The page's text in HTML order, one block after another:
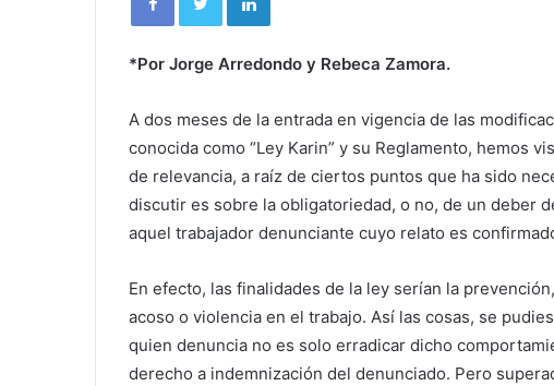
*Por Jorge Arredondo y Rebeca Zamora.
A dos meses de la entrada en vigencia de las
conocida como “Ley Karin” y su Reglamento, hemos
de relevancia, a raíz de ciertos puntos que ha sido
discutir es sobre la obligatoriedad, o no, de un deber
aquel trabajador denunciante cuyo relato es
En efecto, las finalidades de la ley serían la
acoso o violencia en el trabajo. Así las cosas, se
quien denuncia no es solo erradicar dicho
derecho a indemnización del denunciado. Pero